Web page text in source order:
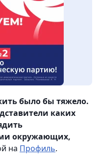
было бы тяжело.
каких
окружающих,
на Профиль.